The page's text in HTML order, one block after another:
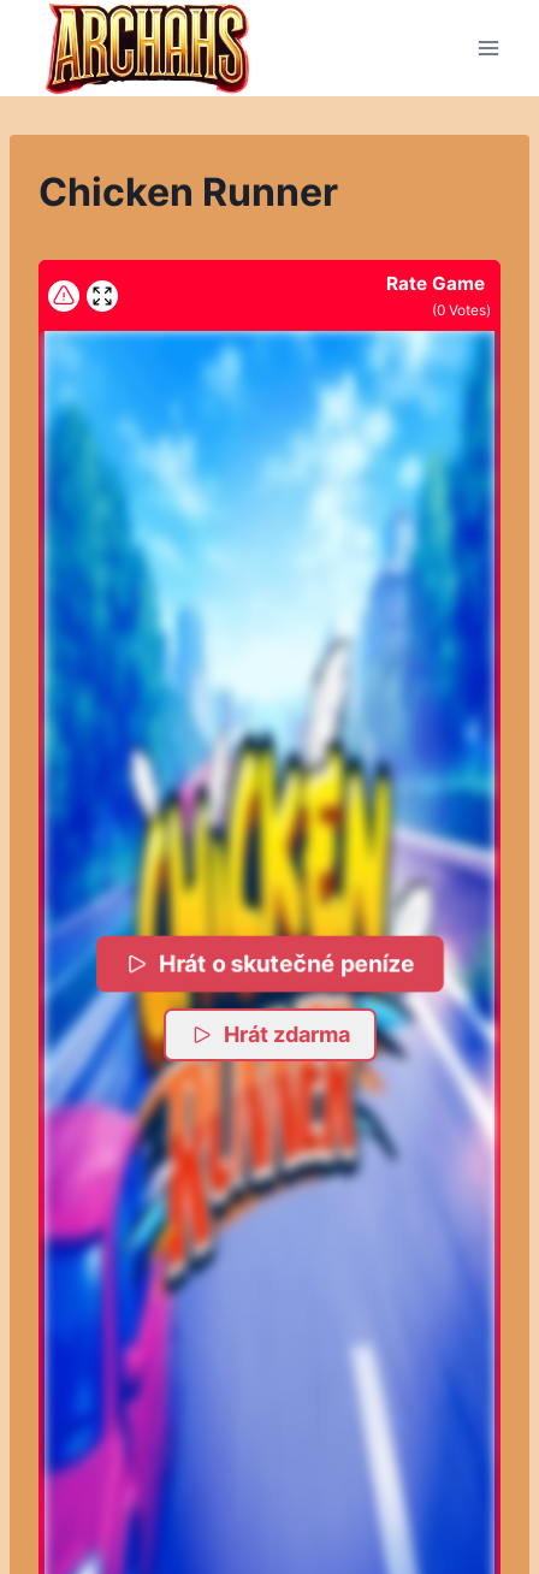
Přeskočit
obsah
Chicken Runner
Rate Game
(0 Votes)
Hrát o skutečné peníze
Hrát zdarma